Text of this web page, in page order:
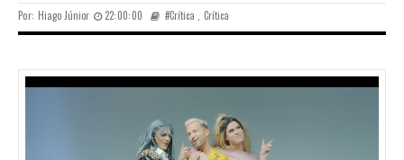
Por: Hiago Júnior 22:00:00 #Crítica ,Crítica